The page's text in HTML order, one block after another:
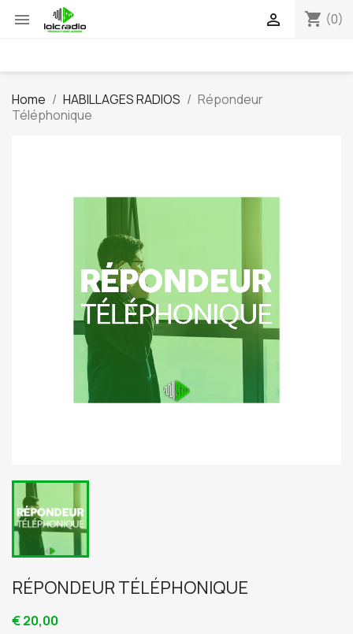
 shopping_cart (0)

Home HABILLAGES RADIOS
Répondeur
Téléphonique
RÉPONDEUR TÉLÉPHONIQUE
€ 20,00